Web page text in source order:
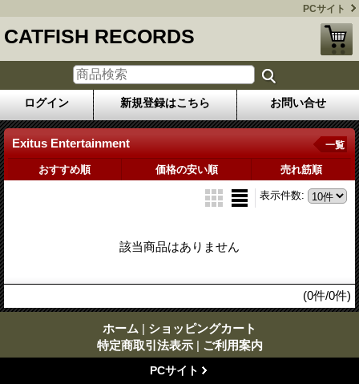
PCサイト
CATFISH RECORDS
ログイン 新規登録はこちら お問い合せ
Exitus Entertainment 一覧
おすすめ順 価格の安い順 売れ筋順
表示件数:
該当商品はありません
(0件/0件)
ホーム | ショッピングカート
特定商取引法表示 | ご利用案内
PCサイト